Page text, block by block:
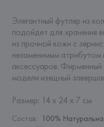
Элегантный футляр из
подойдет для хранения
из прочной кожи с
незаменимым атрибутом
аксессуаров.
модели изящный
Размер: 14 x 24 x 7 см
Состав: 100%